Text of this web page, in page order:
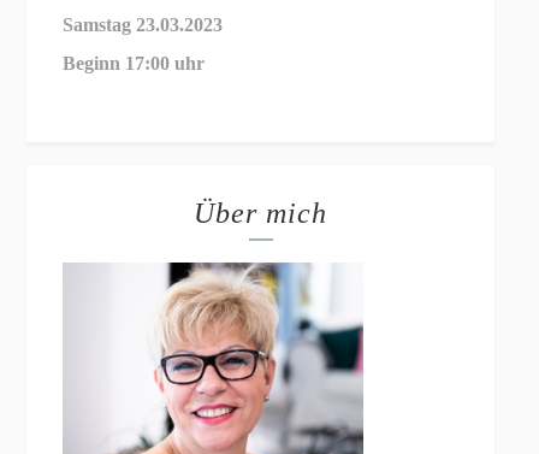
Samstag 23.03.2023
Beginn 17:00 uhr
Über mich